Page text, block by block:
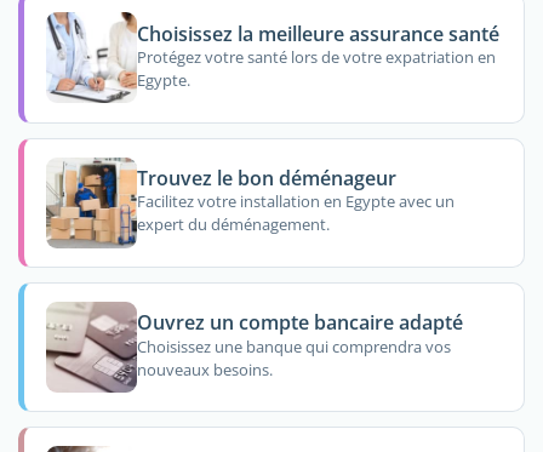
Choisissez la meilleure assurance santé
Protégez votre santé lors de votre expatriation en
Egypte.
Trouvez le bon déménageur
Facilitez votre installation en Egypte avec un
expert du déménagement.
Ouvrez un compte bancaire adapté
Choisissez une banque qui comprendra vos
nouveaux besoins.